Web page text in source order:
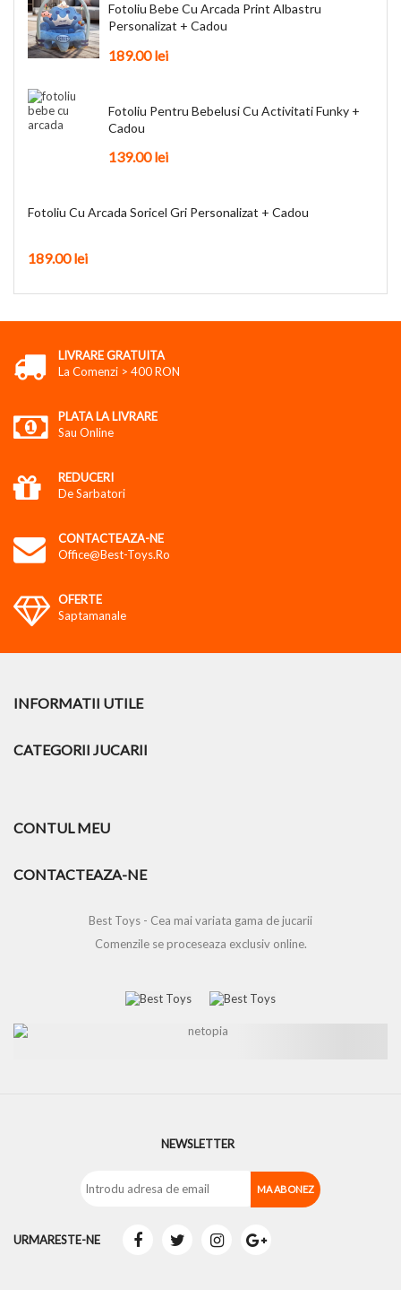
Fotoliu Bebe Cu Arcada Print Albastru
Personalizat + Cadou
189.00lei
Fotoliu Pentru Bebelusi Cu Activitati Funky +
Cadou
139.00lei
Fotoliu Cu Arcada Soricel Gri Personalizat + Cadou
189.00lei
LIVRARE GRATUITA
La Comenzi > 400 RON
PLATA LA LIVRARE
Sau Online
REDUCERI
De Sarbatori
CONTACTEAZA-NE
Office@best-Toys.ro
OFERTE
Saptamanale
INFORMATII UTILE
CATEGORII JUCARII
CONTUL MEU
CONTACTEAZA-NE
Best Toys - Cea mai variata gama de jucarii
Comenzile se proceseaza exclusiv online.
NEWSLETTER
URMARESTE-NE